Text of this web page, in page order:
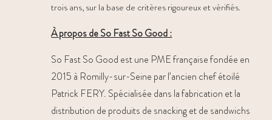
trois ans, sur la base de critères rigoureux et vérifiés.
À propos de So Fast So Good :
So Fast So Good est une PME française fondée en
2015 à Romilly-sur-Seine par l’ancien chef étoilé
Patrick FERY. Spécialisée dans la fabrication et la
distribution de produits de snacking et de sandwichs